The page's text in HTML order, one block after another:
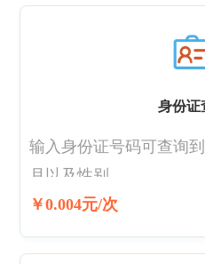
是IP地址定位数据库的
身份证
输入身份证号码可查询
月以及性别。
￥0.004元/次